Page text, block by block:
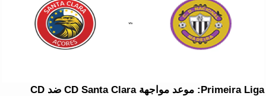
Primeira Liga: موعد مواجهة CD Santa Clara ضد CD